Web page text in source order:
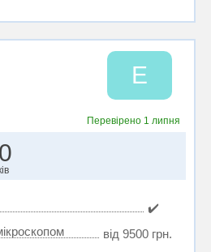
E
Перевірено 1 липня
✔️
від 9500 грн.